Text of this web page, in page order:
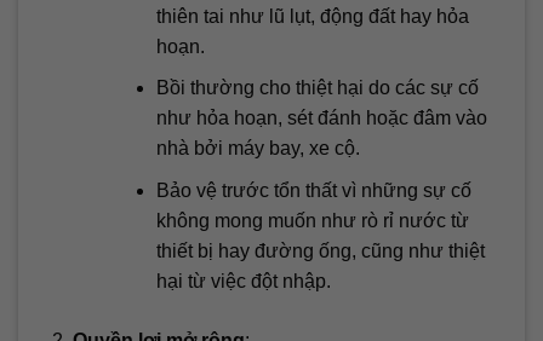
thiên tai như lũ lụt, động đất hay hỏa
hoạn.
Bồi thường cho thiệt hại do các sự cố
như hỏa hoạn, sét đánh hoặc đâm vào
nhà bởi máy bay, xe cộ.
Bảo vệ trước tổn thất vì những sự cố
không mong muốn như rò rỉ nước từ
thiết bị hay đường ống, cũng như thiệt
hại từ việc đột nhập.